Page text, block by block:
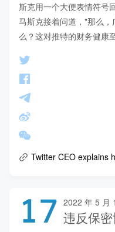
斯克用一个大便表情符号回
马斯克接着问道，"那么
么？这对推特的财务健康
Twitter CEO explains
17 2022 年 5 月
违反保